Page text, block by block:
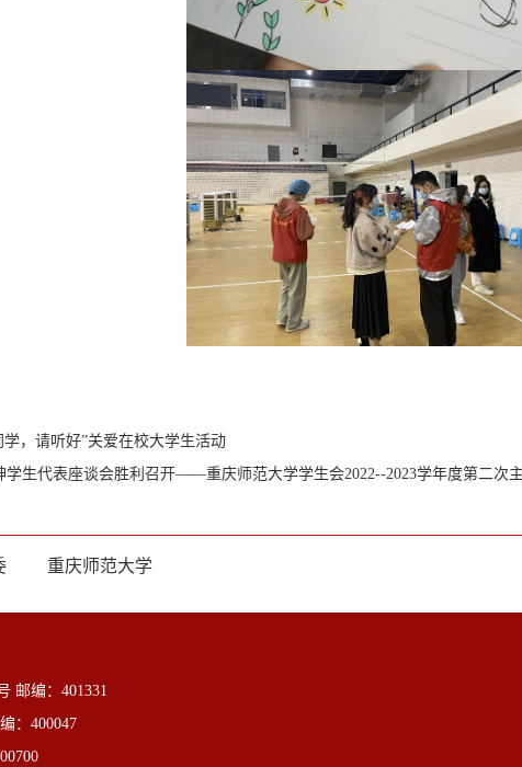
，请听好”关爱在校大学生活动
学生代表座谈会胜利召开——重庆师范大学学生会2022--2023学年度第二次
重庆师范大学
邮编：401331
：400047
400700